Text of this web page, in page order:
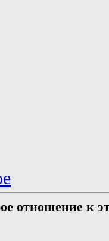
отношение к